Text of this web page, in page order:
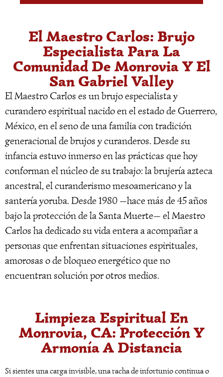
El Maestro Carlos: Brujo
Especialista Para La
Comunidad De Monrovia Y El
San Gabriel Valley
El Maestro Carlos es un brujo especialista y
curandero espiritual nacido en el estado de Guerrero,
México, en el seno de una familia con tradición
generacional de brujos y curanderos. Desde su
infancia estuvo inmerso en las prácticas que hoy
conforman el núcleo de su trabajo: la brujería azteca
ancestral, el curanderismo mesoamericano y la
santería yoruba. Desde 1980 —hace más de 45 años
bajo la protección de la Santa Muerte— el Maestro
Carlos ha dedicado su vida entera a acompañar a
personas que enfrentan situaciones espirituales,
amorosas o de bloqueo energético que no
encuentran solución por otros medios.
Limpieza Espiritual En
Monrovia, CA: Protección Y
Armonía A Distancia
Si sientes una carga invisible, una racha de infortunio continua o